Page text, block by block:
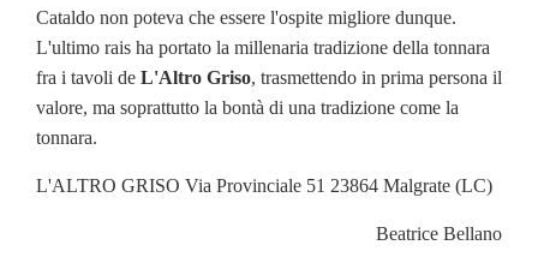
Cataldo non poteva che essere l'ospite migliore dunque.
L'ultimo rais ha portato la millenaria tradizione della tonnara
fra i tavoli de L'Altro Griso, trasmettendo in prima persona il
valore, ma soprattutto la bontà di una tradizione come la
tonnara.
L'ALTRO GRISO Via Provinciale 51 23864 Malgrate (LC)
Beatrice Bellano